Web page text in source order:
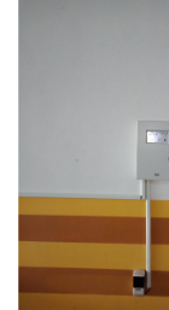
6.停車收費系
7.人員管制機
8.長距離讀卡